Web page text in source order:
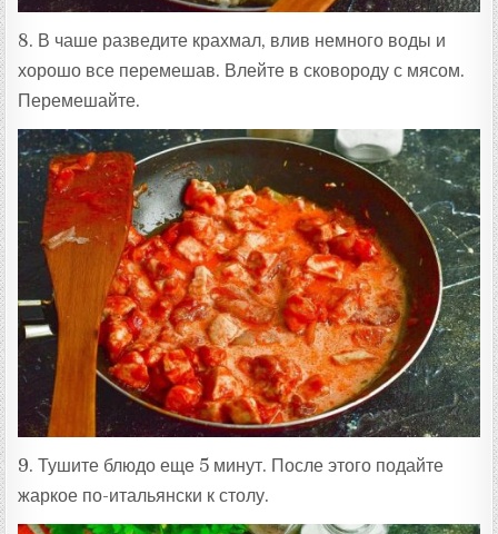
8. В чаше разведите крахмал, влив немного воды и
хорошо все перемешав. Влейте в сковороду с мясом.
Перемешайте.
9. Тушите блюдо еще 5 минут. После этого подайте
жаркое по-итальянски к столу.